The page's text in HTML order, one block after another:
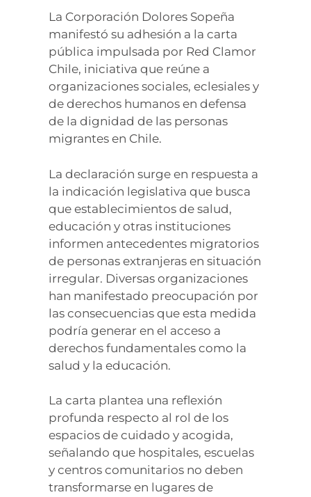
La Corporación Dolores Sopeña
manifestó su adhesión a la carta
pública impulsada por Red Clamor
Chile, iniciativa que reúne a
organizaciones sociales, eclesiales y
de derechos humanos en defensa
de la dignidad de las personas
migrantes en Chile.
La declaración surge en respuesta a
la indicación legislativa que busca
que establecimientos de salud,
educación y otras instituciones
informen antecedentes migratorios
de personas extranjeras en situación
irregular. Diversas organizaciones
han manifestado preocupación por
las consecuencias que esta medida
podría generar en el acceso a
derechos fundamentales como la
salud y la educación.
La carta plantea una reflexión
profunda respecto al rol de los
espacios de cuidado y acogida,
señalando que hospitales, escuelas
y centros comunitarios no deben
transformarse en lugares de